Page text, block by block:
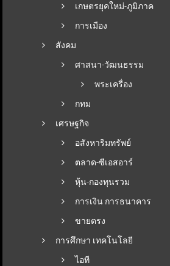
เกษตรยุคใหม่-ภูมิภาค
การเมือง
สังคม
ศาสนา-วัฒนธรรม
พระเครื่อง
กทม
เศรษฐกิจ
อสังหาริมทรัพย์
ตลาด-ซีเอสอาร์
หุ้น-กองทุนรวม
การเงิน การธนาคาร
ขายตรง
การศึกษา เทคโนโลยี
ไอที